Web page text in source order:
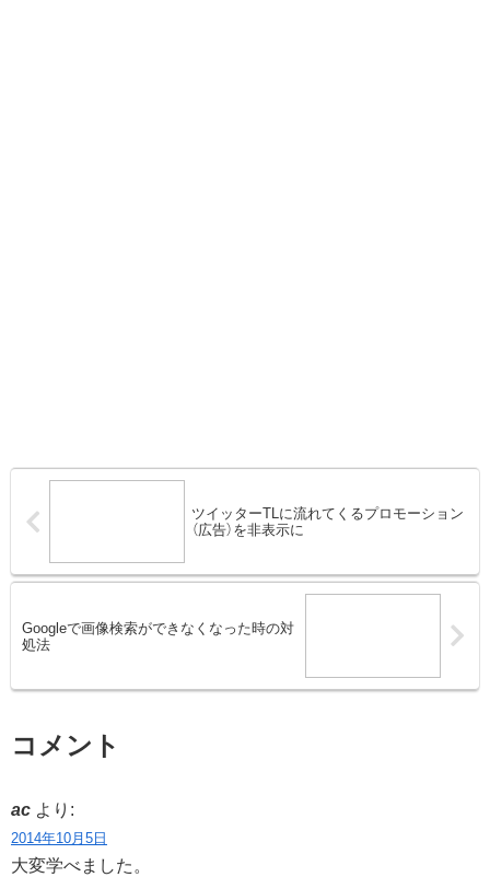
ツイッターTLに流れてくるプロモーション
（広告）を非表示に
Googleで画像検索ができなくなった時の対
処法
コメント
ac より:
2014年10月5日
大変学べました。